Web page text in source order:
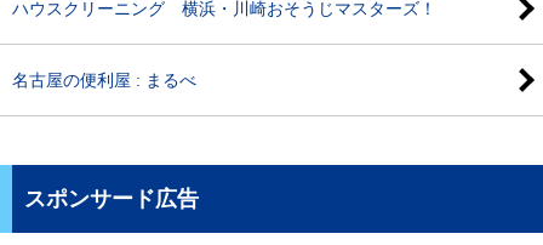
ハウスクリーニング 横浜・川崎おそうじマスターズ！
名古屋の便利屋 : まるべ
スポンサード広告